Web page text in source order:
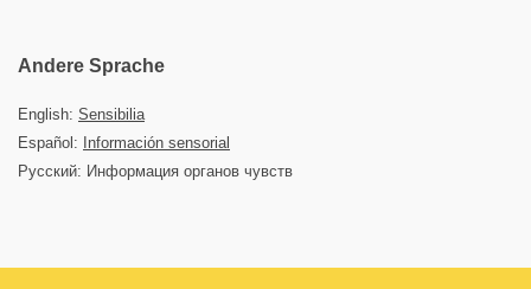
Andere Sprache
English: Sensibilia
Español:
Información sensorial
Русский: Информация органов чувств